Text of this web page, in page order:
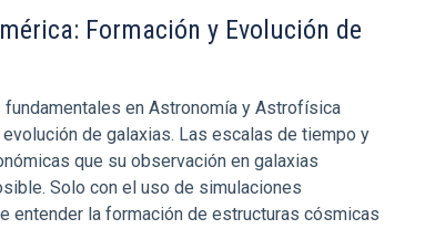
Formación y Evolución de
en Astronomía y Astrofísica
de galaxias. Las escalas de tiempo y
que su observación en galaxias
Solo con el uso de simulaciones
entender la formación de estructuras cósmicas